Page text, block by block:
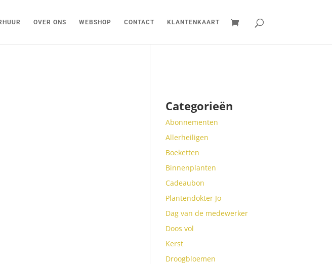
OVER ONS WEBSHOP CONTACT KLANTENKAART
Categorieën
Abonnementen
Allerheiligen
Boeketten
Binnenplanten
Cadeaubon
Plantendokter Jo
Dag van de medewerker
Doos vol
Kerst
Droogbloemen